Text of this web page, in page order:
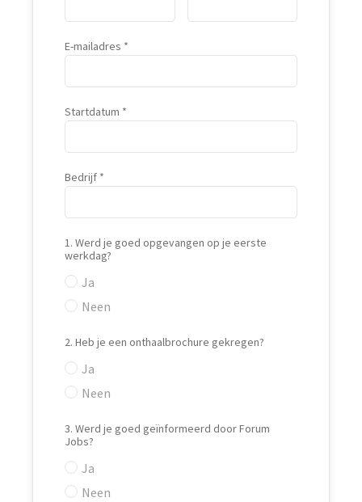
E-mailadres
Startdatum
Bedrijf
1. Werd je goed opgevangen op je eerste
werkdag?
Ja
Neen
2. Heb je een onthaalbrochure gekregen?
Ja
Neen
3. Werd je goed geïnformeerd door Forum
Jobs?
Ja
Neen